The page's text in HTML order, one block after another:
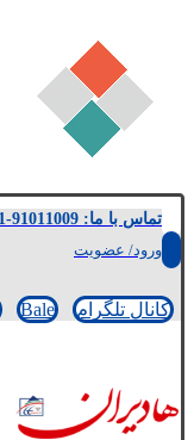
تماس با ما: 91011009-041
ورود/ عضویت
کانال تلگرام Bale